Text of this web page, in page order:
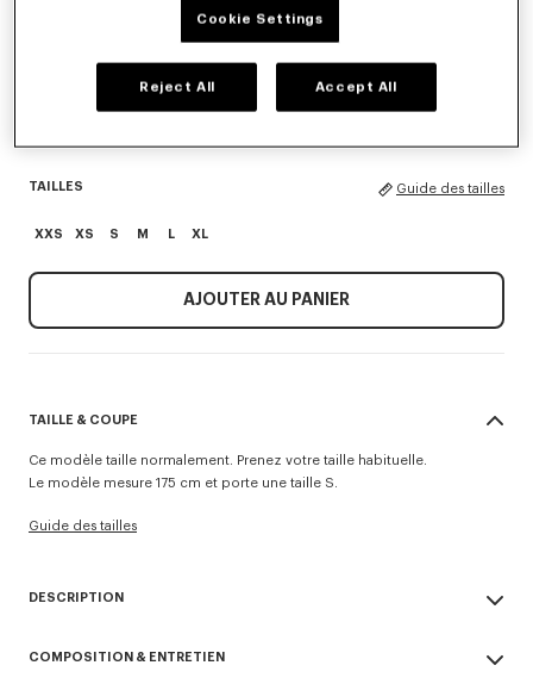
TAILLES Guide des tailles
XXS XS S M L XL
AJOUTER AU PANIER
TAILLE & COUPE
Ce modèle taille normalement. Prenez votre taille habituelle.
Le modèle mesure 175 cm et porte une taille S.
Guide des tailles
DESCRIPTION
Mélange de laine et de coton.
COMPOSITION & ENTRETIEN
Cookie Settings
Reject All Accept All